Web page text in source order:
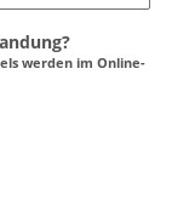
werden im Online-